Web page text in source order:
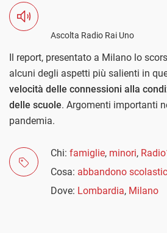
Ascolta Radio Rai Uno
Il report, presentato a Milano lo
alcuni degli aspetti più salienti in
velocità delle connessioni alla
delle scuole. Argomenti importanti
pandemia.
Chi: famiglie, minori,
Cosa: abbandono
Dove: Lombardia, Milano